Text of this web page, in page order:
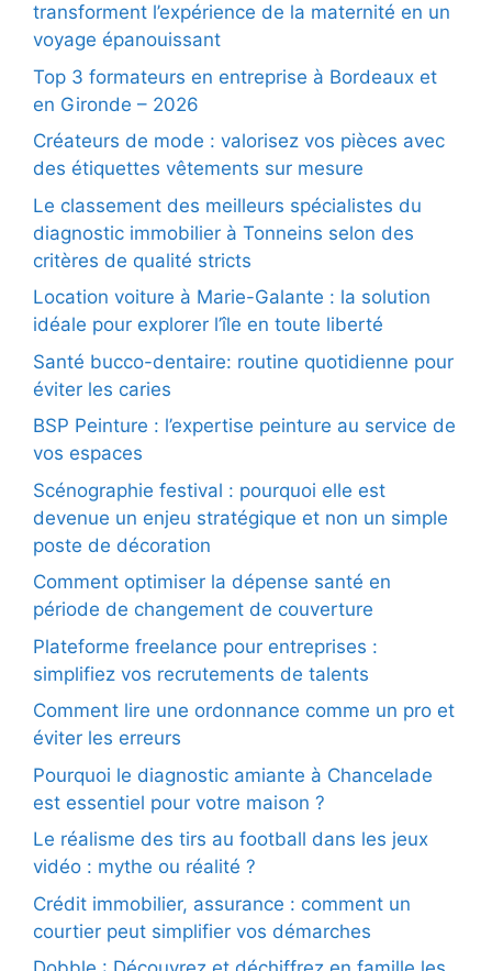
transforment l’expérience de la maternité en un
voyage épanouissant
Top 3 formateurs en entreprise à Bordeaux et
en Gironde – 2026
Créateurs de mode : valorisez vos pièces avec
des étiquettes vêtements sur mesure
Le classement des meilleurs spécialistes du
diagnostic immobilier à Tonneins selon des
critères de qualité stricts
Location voiture à Marie-Galante : la solution
idéale pour explorer l’île en toute liberté
Santé bucco-dentaire: routine quotidienne pour
éviter les caries
BSP Peinture : l’expertise peinture au service de
vos espaces
Scénographie festival : pourquoi elle est
devenue un enjeu stratégique et non un simple
poste de décoration
Comment optimiser la dépense santé en
période de changement de couverture
Plateforme freelance pour entreprises :
simplifiez vos recrutements de talents
Comment lire une ordonnance comme un pro et
éviter les erreurs
Pourquoi le diagnostic amiante à Chancelade
est essentiel pour votre maison ?
Le réalisme des tirs au football dans les jeux
vidéo : mythe ou réalité ?
Crédit immobilier, assurance : comment un
courtier peut simplifier vos démarches